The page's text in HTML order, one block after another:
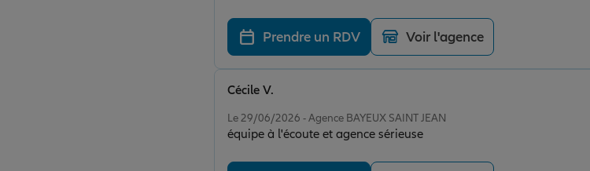
Prendre un RDV Voir l'agence
Le 29/06/2026 - Agence BAYEUX SAINT JEAN
équipe à l'écoute et agence sérieuse
Cécile V.